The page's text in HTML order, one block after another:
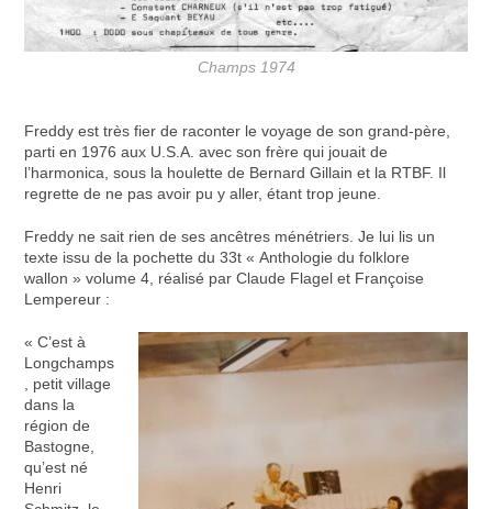
Champs 1974
Freddy est très fier de raconter le voyage de son grand-père,
parti en 1976 aux U.S.A. avec son frère qui jouait de
l’harmonica, sous la houlette de Bernard Gillain et la RTBF. Il
regrette de ne pas avoir pu y aller, étant trop jeune.
Freddy ne sait rien de ses ancêtres ménétriers. Je lui lis un
texte issu de la pochette du 33t « Anthologie du folklore
wallon » volume 4, réalisé par Claude Flagel et Françoise
Lempereur :
« C’est à
Longchamps
, petit village
dans la
région de
Bastogne,
qu’est né
Henri